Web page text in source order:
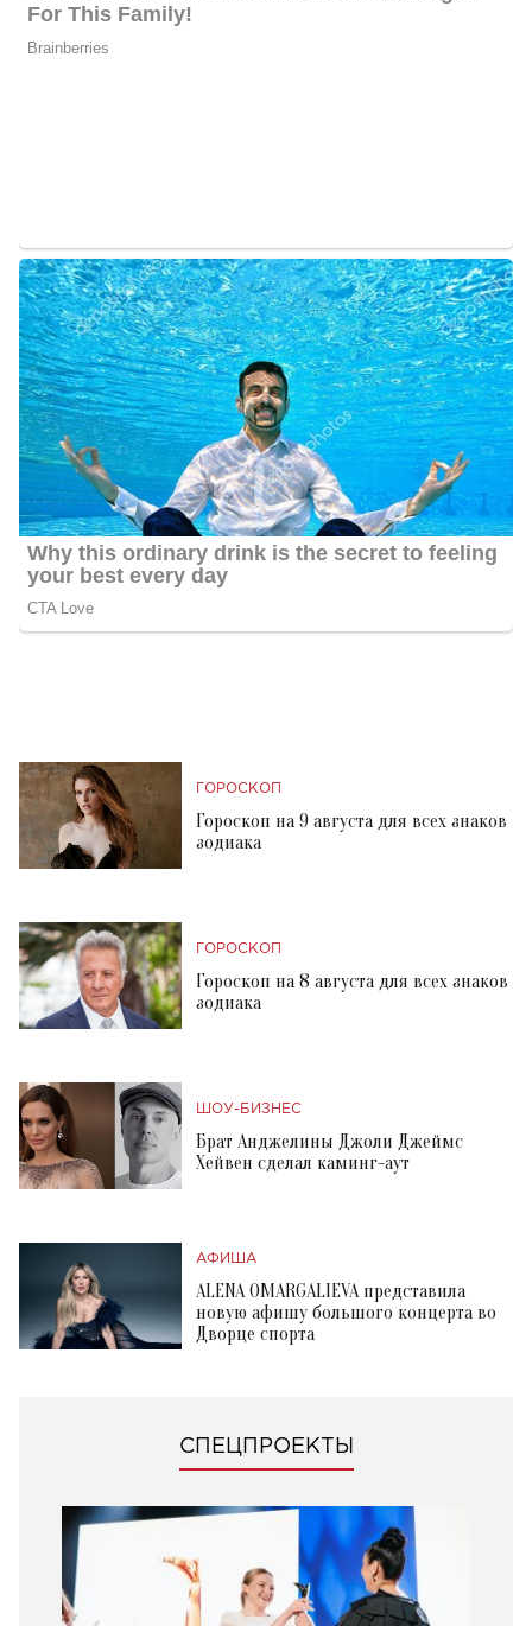
ГОРОСКОП
Гороскоп на 9 августа для всех знаков
зодиака
ГОРОСКОП
Гороскоп на 8 августа для всех знаков
зодиака
ШОУ-БИЗНЕС
Брат Анджелины Джоли Джеймс
Хейвен сделал каминг-аут
АФИША
ALENA OMARGALIEVA представила
новую афишу большого концерта во
Дворце спорта
СПЕЦПРОЕКТЫ